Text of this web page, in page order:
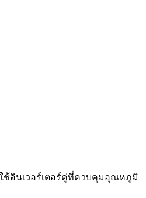
ช้อินเวอร์เตอร์คู่ที่ควบคุมอุณหภูมิ